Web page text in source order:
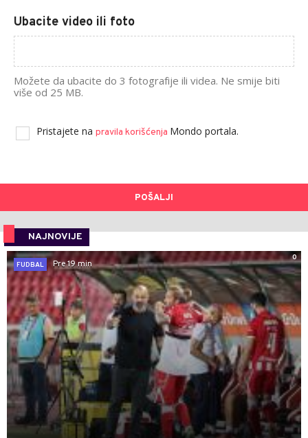
Ubacite video ili foto
Možete da ubacite do 3 fotografije ili videa. Ne smije biti
više od 25 MB.
Pristajete na pravila korišćenja Mondo portala.
POŠALJI
NAJNOVIJE
0
FUDBAL
Pre 19 min